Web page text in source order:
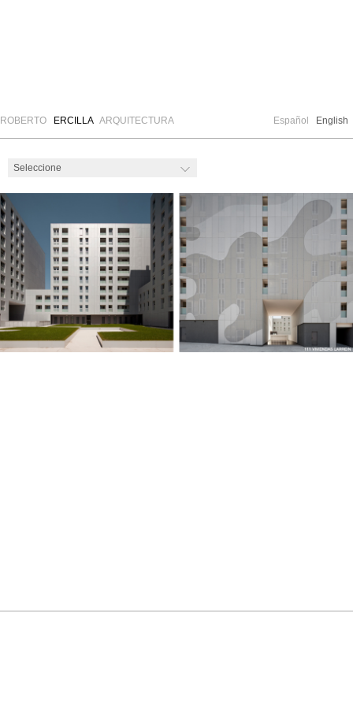
ROBERTO ERCILLAARQUITECTURA Español English